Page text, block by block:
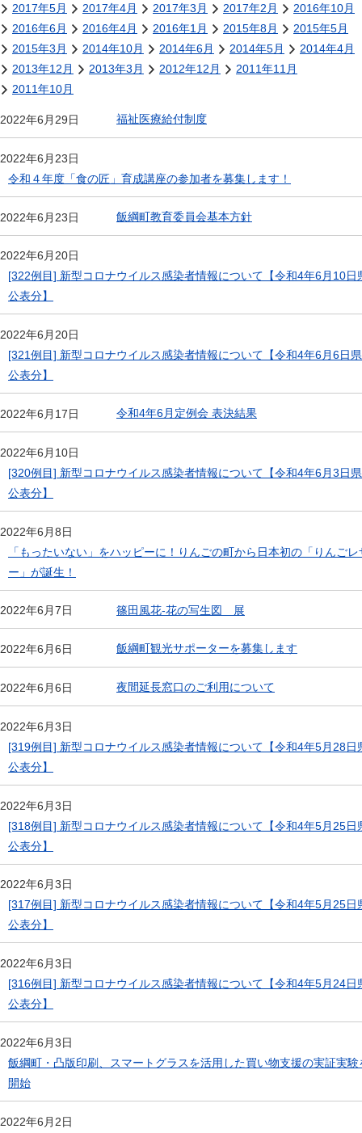
2017年5月
2017年4月 2017年3月 2017年2月
2016年10月
2016年6月
2016年4月 2016年1月 2015年8月
2015年5月
2015年3月
2014年10月 2014年6月 2014年5月
2014年4月
2013年12月
2013年3月 2012年12月
2011年11月
2011年10月
2022年6月29日 福祉医療給付制度
2022年6月23日
令和４年度「食の匠」育成講座の参加者を募集します！
2022年6月23日 飯綱町教育委員会基本方針
2022年6月20日
[322例目] 新型コロナウイルス感染者情報について【令和4年6月10日
公表分】
2022年6月20日
[321例目] 新型コロナウイルス感染者情報について【令和4年6月6日県
公表分】
2022年6月17日 令和4年6月定例会 表決結果
2022年6月10日
[320例目] 新型コロナウイルス感染者情報について【令和4年6月3日県
公表分】
2022年6月8日
「もったいない」をハッピーに！りんごの町から日本初の「りんごレ
ー」が誕生！
2022年6月7日 篠田風花-花の写生図 展
2022年6月6日 飯綱町観光サポーターを募集します
2022年6月6日 夜間延長窓口のご利用について
2022年6月3日
[319例目] 新型コロナウイルス感染者情報について【令和4年5月28日
公表分】
2022年6月3日
[318例目] 新型コロナウイルス感染者情報について【令和4年5月25日
公表分】
2022年6月3日
[317例目] 新型コロナウイルス感染者情報について【令和4年5月25日
公表分】
2022年6月3日
[316例目] 新型コロナウイルス感染者情報について【令和4年5月24日
公表分】
2022年6月3日
飯綱町・凸版印刷、スマートグラスを活用した買い物支援の実証実験
開始
2022年6月2日